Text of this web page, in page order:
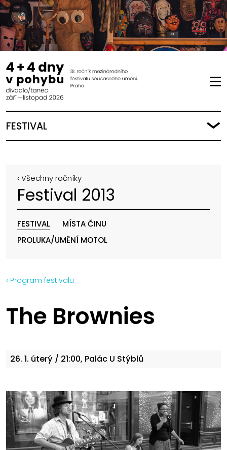
FESTIVAL
‹ Všechny ročníky
Festival 2013
FESTIVAL
MÍSTA ČINU
PROLUKA/UMĚNÍ MOTOL
‹ Program festivalu
The Brownies
26. 1. úterý / 21:00, Palác U Stýblů